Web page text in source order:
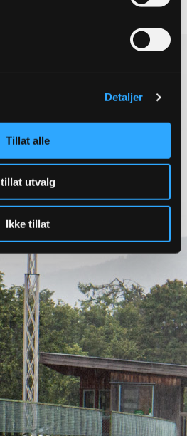
Detaljer
Tillat alle
tillat utvalg
Ikke tillat